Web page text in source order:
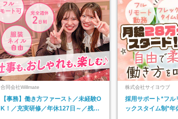
合同会社Willmate
【事務】働き方ファースト／未経験O
K！／充実研修／年休127日～／残業
株式会社サイヨウブ
採用サポート*フル
ックスタイム制*